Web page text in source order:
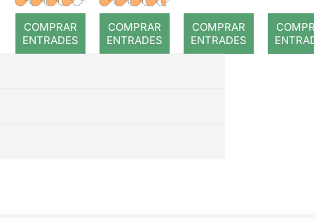
romput
COMPRAR
ENTRADES
Gray
COMPRAR
ENTRADES
COMPRAR
ENTRADES
s